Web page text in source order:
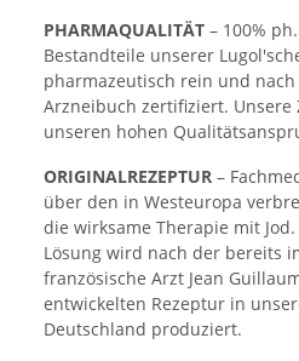
PHARMAQUALITÄT – 100%
Bestandteile unserer
pharmazeutisch rein und
Arzneibuch zertifiziert.
unseren hohen
ORIGINALREZEPTUR –
über den in Westeuropa
die wirksame Therapie mit
Lösung wird nach der bereits
französische Arzt Jean
entwickelten Rezeptur in
Deutschland produziert.